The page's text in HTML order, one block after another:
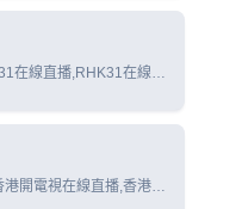
在線直播,RHK31在線觀
開電視在線直播,香港開